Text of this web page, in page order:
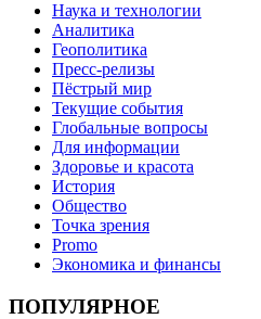
Наука и технологии
Аналитика
Геополитика
Пресс-релизы
Пёстрый мир
Текущие события
Глобальные вопросы
Для информации
Здоровье и красота
История
Общество
Точка зрения
Promo
Экономика и финансы
ПОПУЛЯРНОЕ